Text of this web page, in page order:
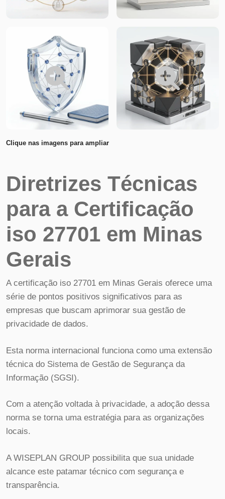
Clique nas imagens para ampliar
Diretrizes Técnicas
para a Certificação
iso 27701 em Minas
Gerais
A certificação iso 27701 em Minas Gerais oferece uma
série de pontos positivos significativos para as
empresas que buscam aprimorar sua gestão de
privacidade de dados.
Esta norma internacional funciona como uma extensão
técnica do Sistema de Gestão de Segurança da
Informação (SGSI).
Com a atenção voltada à privacidade, a adoção dessa
norma se torna uma estratégia para as organizações
locais.
A WISEPLAN GROUP possibilita que sua unidade
alcance este patamar técnico com segurança e
transparência.